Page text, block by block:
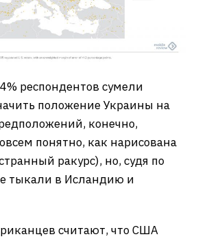
респондентов сумели
положение Украины на
конечно,
понятно, как нарисована
ракурс), но, судя по
тыкали в Исландию и
считают, что США